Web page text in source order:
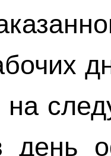
на
день